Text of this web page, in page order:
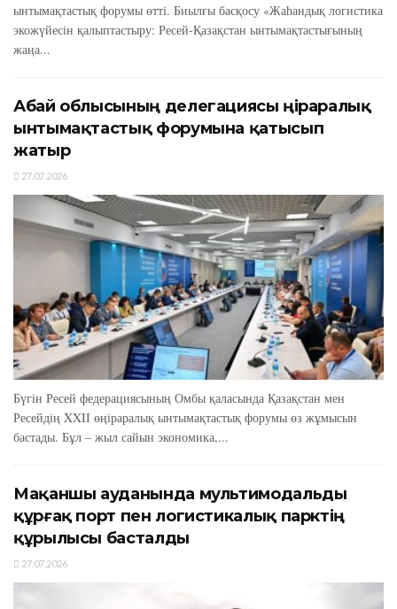
ынтымақтастық форумы өтті. Биылғы басқосу «Жаһандық логистика
экожүйесін қалыптастыру: Ресей-Қазақстан ынтымақтастығының
жаңа...
Абай облысының делегациясы өңіраралық
ынтымақтастық форумына қатысып
жатыр
27.07.2026
Бүгін Ресей федерациясының Омбы қаласында Қазақстан мен
Ресейдің XXIІ өңіраралық ынтымақтастық форумы өз жұмысын
бастады. Бұл – жыл сайын экономика,...
Мақаншы ауданында мультимодальды
құрғақ порт пен логистикалық парктің
құрылысы басталды
27.07.2026